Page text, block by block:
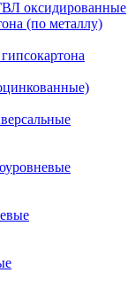
оксидированные
(по металлу)